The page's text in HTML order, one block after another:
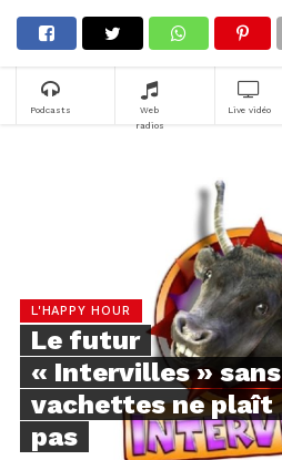
Podcasts
Web
radios
Live vidéo
L'HAPPY HOUR
Le futur
« Intervilles » sans
vachettes ne plaît
pas